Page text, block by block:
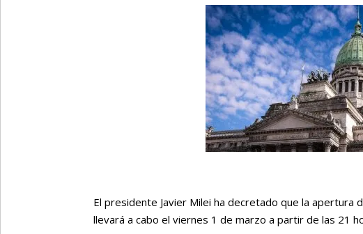
El presidente Javier Milei ha decretado que la apertura
llevará a cabo el viernes 1 de marzo a partir de las 21